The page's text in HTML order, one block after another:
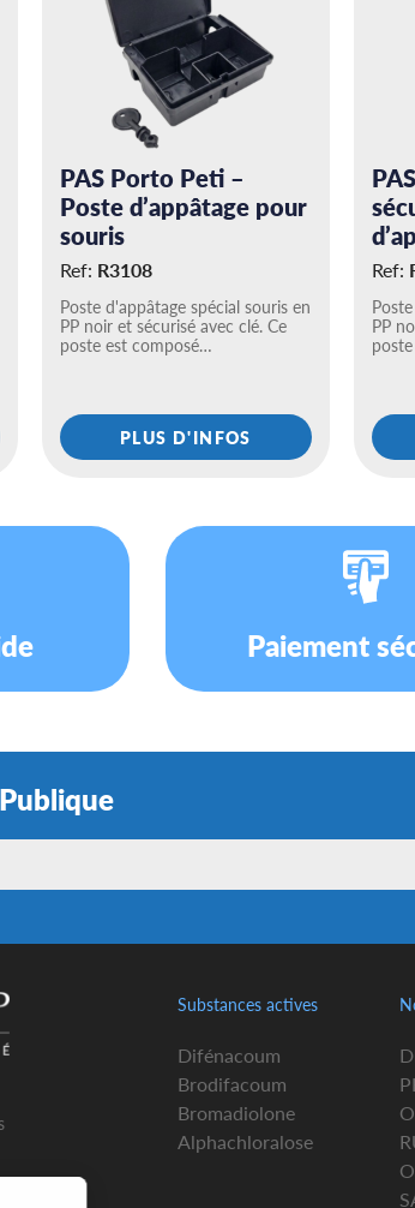
PAS Porto Peti –
Poste d’appâtage pour
souris
Ref: R3108
Poste d'appâtage spécial souris en
PP noir et sécurisé avec clé. Ce
poste est composé…
PLUS D'INFOS
Ref:
PP
Paiement
Substances actives
Difénacoum
Brodifacoum
Bromadiolone
Alphachloralose